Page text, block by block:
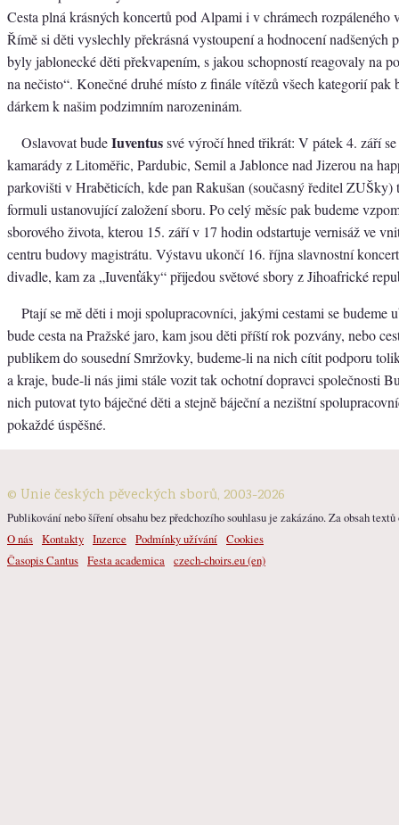
Cesta plná krásných koncertů pod Alpami i v chrámech rozpáleného
Římě si děti vyslechly překrásná vystoupení a hodnocení nadšených
byly jablonecké děti překvapením, s jakou schopností reagovaly na
na nečisto“. Konečné druhé místo z finále vítězů všech kategorií pak
dárkem k našim podzimním narozeninám.
Oslavovat budeIuventussvé výročí hned třikrát: V pátek 4. září
kamarády z Litoměřic, Pardubic, Semil a Jablonce nad Jizerou na
parkovišti v Hraběticích, kde pan Rakušan (současný ředitel ZUŠky)
formuli ustanovující založení sboru. Po celý měsíc pak budeme
sborového života, kterou 15. září v 17 hodin odstartuje vernisáž ve
centru budovy magistrátu. Výstavu ukončí 16. října slavnostní
divadle, kam za „Iuvenťáky“ přijedou světové sbory z Jihoafrické
Ptají se mě děti i moji spolupracovníci, jakými cestami se budeme
bude cesta na Pražské jaro, kam jsou děti příští rok pozvány, nebo
publikem do sousední Smržovky, budeme-li na nich cítit podporu
a kraje, bude-li nás jimi stále vozit tak ochotní dopravci společnosti
nich putovat tyto báječné děti a stejně báječní a nezištní
pokaždé úspěšné.
© Unie českých pěveckých sborů, 2003-2026
Publikování nebo šíření obsahu bez předchozího souhlasu je zakázáno. Za obsah
O nás Kontakty Inzerce Podmínky užívání Cookies
Časopis Cantus Festa academica czech-choirs.eu (en)